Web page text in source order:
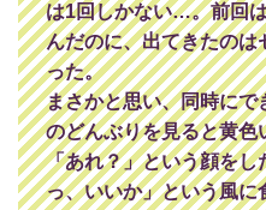
は1回しかない…。前回
んだのに、出てきたのは
った。
まさかと思い、同時にで
のどんぶりを見ると黄
「あれ？」という顔をし
っ、いいか」という風に